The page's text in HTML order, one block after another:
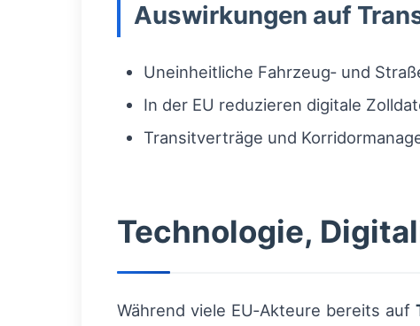
Auswirkungen auf
Uneinheitliche Fahrzeug‑ und
In der EU reduzieren digitale
Transitverträge und
Technologie,
Während viele EU‑Akteure bereits auf